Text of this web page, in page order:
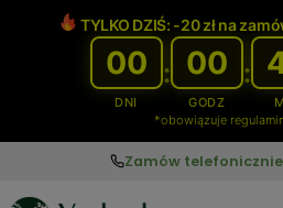
TYLKO DZIŚ: -20 zł na
00
DNI
: 00
GODZ
:
*obowiązuje
Zamów